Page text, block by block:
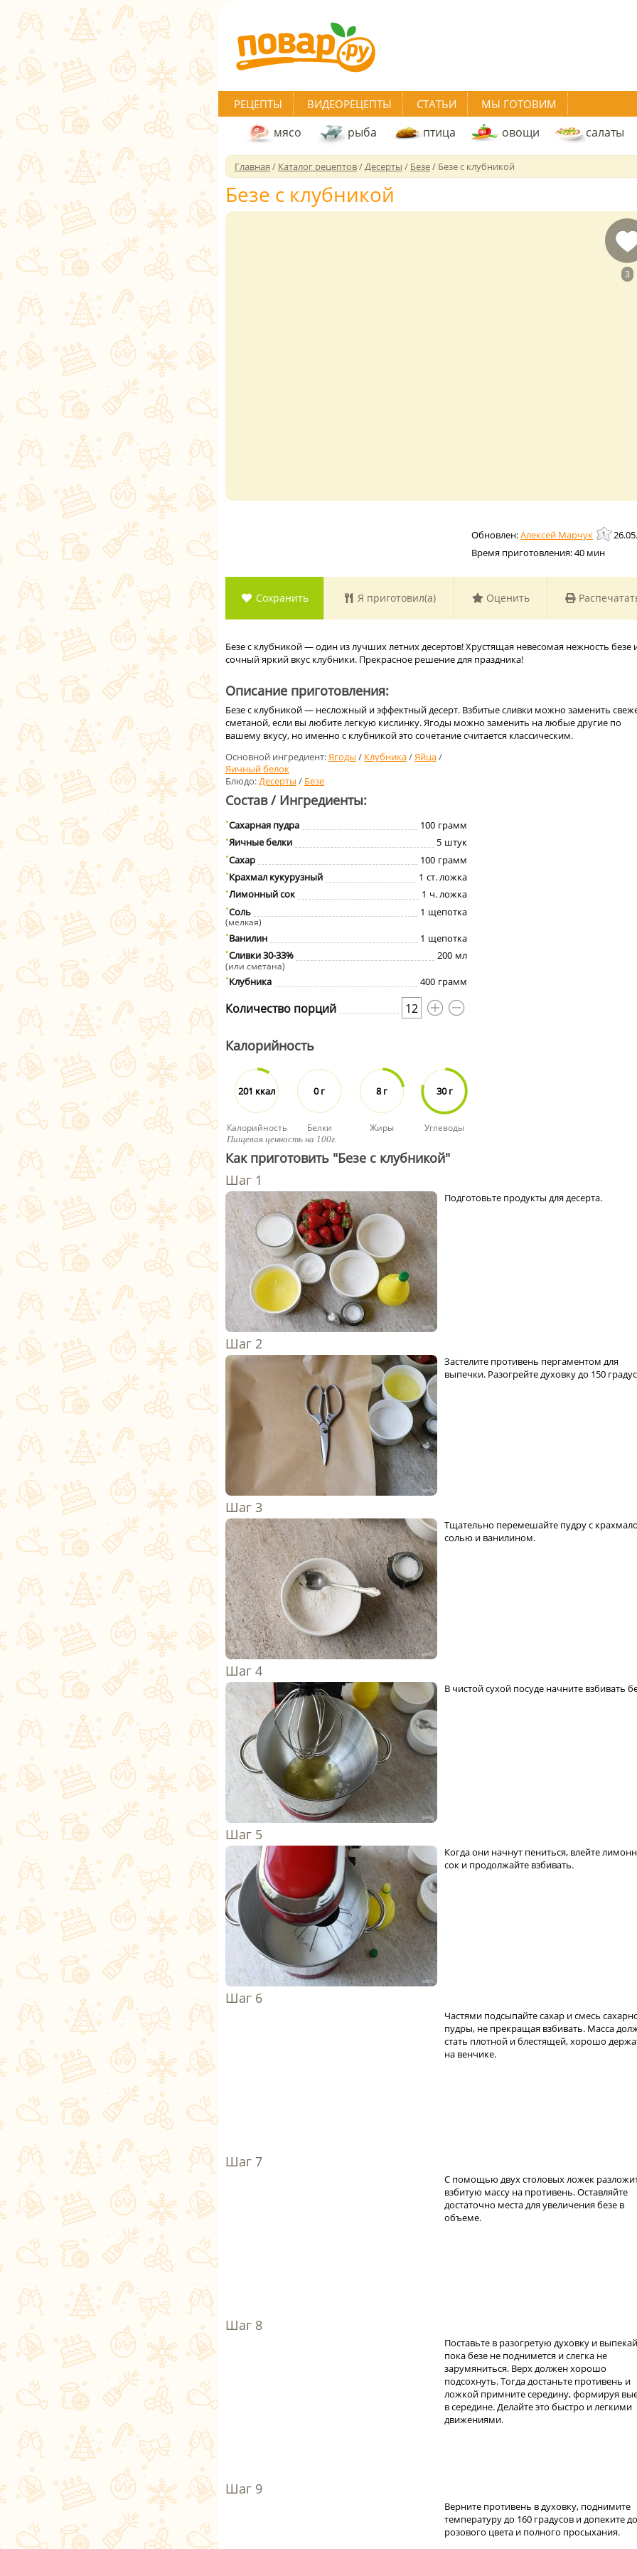
РЕЦЕПТЫ ВИДЕОРЕЦЕПТЫ СТАТЬИ МЫ ГОТОВИМ
мясо рыба птица овощи салаты
Главная / Каталог рецептов/Десерты / Безе/ Безе с клубникой
Безе с клубникой
3
Алексей Марчук
Время приготовления:40 мин
Сохранить Я приготовил(а) Оценить
Безе с клубникой — один из лучших летних десертов! Хрустящая невесомая нежность безе
сочный яркий вкус клубники. Прекрасное решение для праздника!
Описание приготовления:
Безе с клубникой — несложный и эффектный десерт. Взбитые сливки можно заменить
сметаной, если вы любите легкую кислинку. Ягоды можно заменить на любые другие по
вашему вкусу, но именно с клубникой это сочетание считается классическим.
Основной ингредиент:Ягоды / Клубника/Яйца/
Яичный белок
Блюдо:Десерты / Безе
Состав / Ингредиенты:
Сахарная пудра 100 грамм
Яичные белки
5 штук
Сахар
100 грамм
Крахмал кукурузный
1 ст. ложка
Лимонный сок
1 ч. ложка
Соль
1 щепотка
(мелкая)
Ванилин 1 щепотка
Сливки 30-33%
200 мл
(или сметана)
Клубника 400 грамм
Количество порций 12
Калорийность
201 ккал
Калорийность
0 г
Белки
8 г
Жиры
30 г
Углеводы
Пищевая ценность на 100г.
Как приготовить "Безе с клубникой"
Подготовьте продукты для десерта.
Застелите противень пергаментом для
выпечки. Разогрейте духовку до 150
Тщательно перемешайте пудру с
солью и ванилином.
В чистой сухой посуде начните взбивать
Когда они начнут пениться, влейте
сок и продолжайте взбивать.
Частями подсыпайте сахар и смесь
пудры, не прекращая взбивать. Масса
стать плотной и блестящей, хорошо
на венчике.
С помощью двух столовых ложек
взбитую массу на противень. Оставляйте
достаточно места для увеличения безе в
объеме.
Поставьте в разогретую духовку и
пока безе не поднимется и слегка не
зарумяниться. Верх должен хорошо
подсохнуть. Тогда достаньте противень и
ложкой примните середину, формируя
в середине. Делайте это быстро и легкими
движениями.
Верните противень в духовку, поднимите
температуру до 160 градусов и допеките до
розового цвета и полного просыхания.